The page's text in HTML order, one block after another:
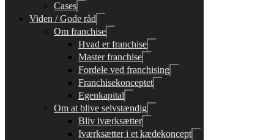
Cases
Viden / Gode råd
Om franchise
Hvad er franchise
Master franchise
Fordele ved franchising
Franchisekonceptet
Egenkapital
Om at blive selvstændig
Bliv iværksætter
Iværksætter i et kædekoncept